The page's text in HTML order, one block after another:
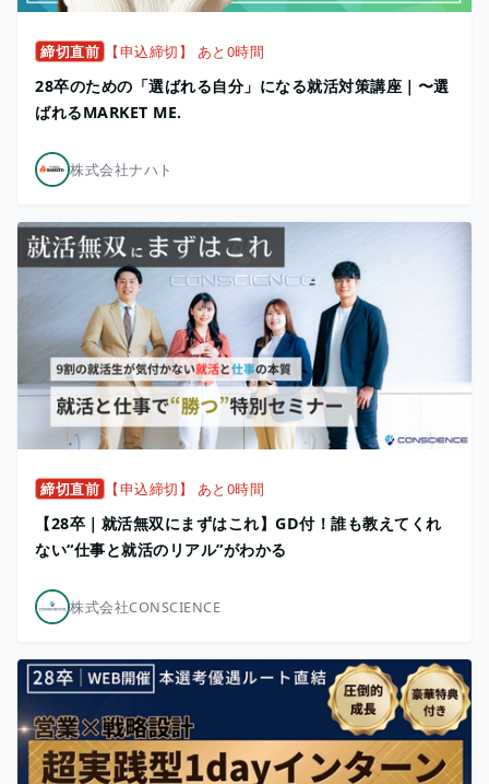
締切直前 【申込締切】 あと0時間
28卒のための「選ばれる自分」になる就活対策講座｜〜選
ばれるMARKET ME.
株式会社ナハト
締切直前 【申込締切】 あと0時間
【28卒｜就活無双にまずはこれ】GD付！誰も教えてくれ
ない“仕事と就活のリアル”がわかる
株式会社CONSCIENCE